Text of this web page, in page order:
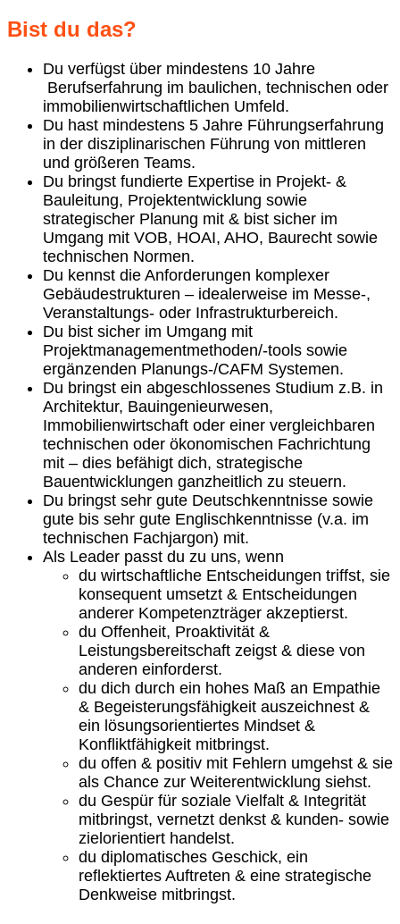
Bist du das?
Du verfügst über mindestens 10 Jahre
Berufserfahrung im baulichen, technischen oder
immobilienwirtschaftlichen Umfeld.
Du hast mindestens 5 Jahre Führungserfahrung
in der disziplinarischen Führung von mittleren
und größeren Teams.
Du bringst fundierte Expertise in Projekt‑ &
Bauleitung, Projektentwicklung sowie
strategischer Planung mit & bist sicher im
Umgang mit VOB, HOAI, AHO, Baurecht sowie
technischen Normen.
Du kennst die Anforderungen komplexer
Gebäudestrukturen – idealerweise im Messe‑,
Veranstaltungs‑ oder Infrastrukturbereich.
Du bist sicher im Umgang mit
Projektmanagementmethoden/-tools sowie
ergänzenden Planungs-/CAFM Systemen.
Du bringst ein abgeschlossenes Studium z.B. in
Architektur, Bauingenieurwesen,
Immobilienwirtschaft oder einer vergleichbaren
technischen oder ökonomischen Fachrichtung
mit – dies befähigt dich, strategische
Bauentwicklungen ganzheitlich zu steuern.
Du bringst sehr gute Deutschkenntnisse sowie
gute bis sehr gute Englischkenntnisse (v.a. im
technischen Fachjargon) mit.
Als Leader passt du zu uns, wenn
du wirtschaftliche Entscheidungen triffst, sie
konsequent umsetzt & Entscheidungen
anderer Kompetenzträger akzeptierst.
du Offenheit, Proaktivität &
Leistungsbereitschaft zeigst & diese von
anderen einforderst.
du dich durch ein hohes Maß an Empathie
& Begeisterungsfähigkeit auszeichnest &
ein lösungsorientiertes Mindset &
Konfliktfähigkeit mitbringst.
du offen & positiv mit Fehlern umgehst & sie
als Chance zur Weiterentwicklung siehst.
du Gespür für soziale Vielfalt & Integrität
mitbringst, vernetzt denkst & kunden- sowie
zielorientiert handelst.
du diplomatisches Geschick, ein
reflektiertes Auftreten & eine strategische
Denkweise mitbringst.